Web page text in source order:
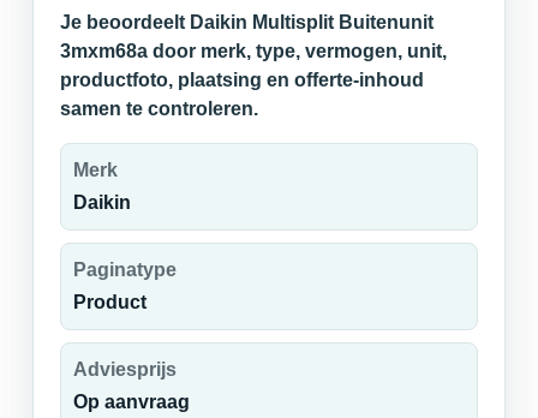
Je beoordeelt Daikin Multisplit Buitenunit
3mxm68a door merk, type, vermogen, unit,
productfoto, plaatsing en offerte-inhoud
samen te controleren.
Merk
Daikin
Paginatype
Product
Adviesprijs
Op aanvraag